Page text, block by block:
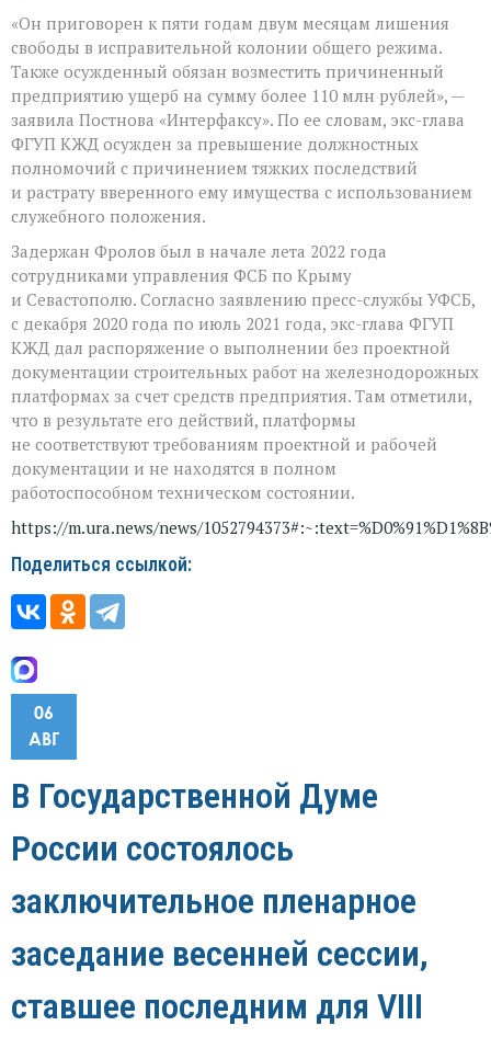
«Он приговорен к пяти годам двум месяцам лишения
свободы в исправительной колонии общего режима.
Также осужденный обязан возместить причиненный
предприятию ущерб на сумму более 110 млн рублей», —
заявила Постнова «Интерфаксу». По ее словам, экс-глава
ФГУП КЖД осужден за превышение должностных
полномочий с причинением тяжких последствий
и растрату вверенного ему имущества с использованием
служебного положения.
Задержан Фролов был в начале лета 2022 года
сотрудниками управления ФСБ по Крыму
и Севастополю. Согласно заявлению пресс-службы УФСБ,
с декабря 2020 года по июль 2021 года, экс-глава ФГУП
КЖД дал распоряжение о выполнении без проектной
документации строительных работ на железнодорожных
платформах за счет средств предприятия. Там отметили,
что в результате его действий, платформы
не соответствуют требованиям проектной и рабочей
документации и не находятся в полном
работоспособном техническом состоянии.
https://m.ura.news/news/
Поделиться ссылкой:
06
АВГ
В Государственной Думе
России состоялось
заключительное пленарное
заседание весенней сессии,
ставшее последним для VIII